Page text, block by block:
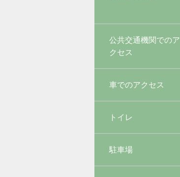
公共交通機関でのア
クセス
車でのアクセス
トイレ
駐車場